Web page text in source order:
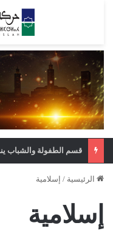
قسم الطفولة والشباب
الرئيسية / إسلامية
إسلامية